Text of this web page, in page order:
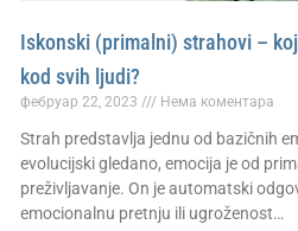
Iskonski (primalni) strahovi –
kod svih ljudi?
фебруар 22, 2023 Нема коментара
Strah predstavlja jednu od bazičnih
evolucijski gledano, emocija je od
preživljavanje. On je automatski
emocionalnu pretnju ili ugroženost…